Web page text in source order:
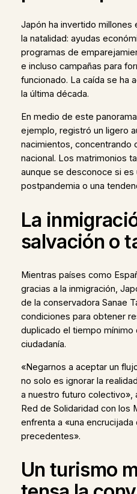
Japón ha invertido millones
la natalidad: ayudas
programas de
e incluso campañas para
funcionado. La caída se ha
la última década.
En medio de este
ejemplo, registró un ligero
nacimientos, concentrando
nacional. Los matrimonios
aunque se desconoce si es
postpandemia o una
La
salvación o
Mientras países como
gracias a la inmigración,
de la conservadora Sanae
condiciones para obtener
duplicado el tiempo mínimo
ciudadanía.
«Negarnos a aceptar un
no solo es ignorar la
a nuestro futuro colectivo»,
Red de Solidaridad con los
enfrenta a «una
precedentes».
Un turismo